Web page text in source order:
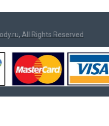
All Rights Reserved